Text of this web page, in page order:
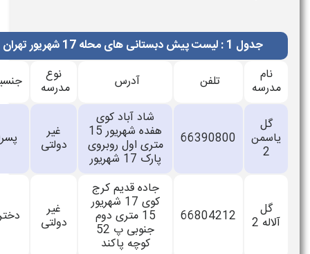
جدول 1 : لیست پیش دبستانی های محله 17 شهریور تهران
مدرسه آدرس مدرسه جنسیت
ياسمن 66390800
شاد آباد کوی
هفده شهريور 15
متری اول روبروی دولتی پسرانه
66804212
جاده قديم کرج
کوی 17 شهريور
15 متری دوم
جنوبی پ 52
کوچه پاکند
دولتی دخترانه